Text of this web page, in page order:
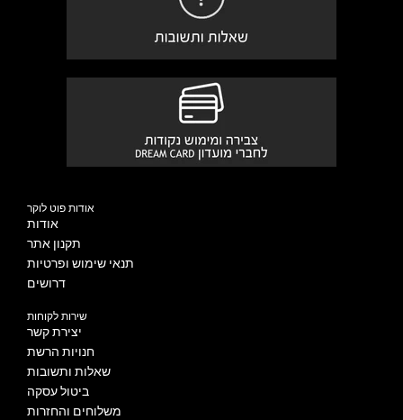
אודות פוט לוקר
אודות
תקנון אתר
תנאי שימוש ופרטיות
דרושים
שירות לקוחות
יצירת קשר
חנויות הרשת
שאלות ותשובות
ביטול עסקה
משלוחים והחזרות